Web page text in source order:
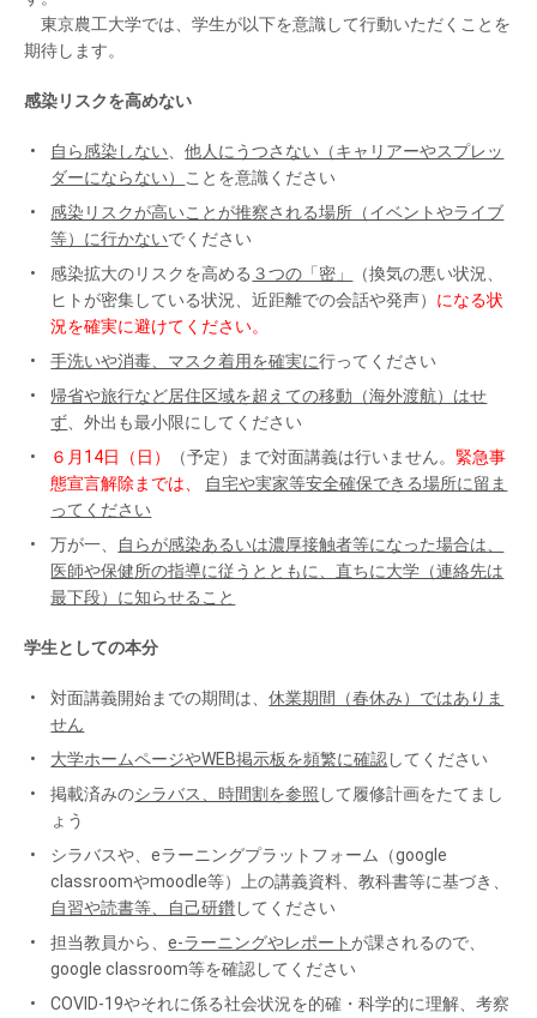
東京農工大学では、学生が以下を意識して行動いただくことを
期待します。
感染リスクを高めない
自ら感染しない 、他人にうつさない（キャリアーやスプレッ
ダーにならない）
ことを意識ください
感染リスクが高いことが推察される場所（イベントやライブ
等）に行かないでください
感染拡大のリスクを高める ３つの「密」
（換気の悪い状況、
ヒトが密集している状況、近距離での会話や発声） になる状
況を確実に避けてください。
手洗いや消毒、マスク着用を確実に行ってください
帰省や旅行など居住区域を超えての移動（海外渡航）はせ
ず 、外出も最小限にしてください
６月14日（日）
（予定）まで対面講義は行いません。緊急事
態宣言解除までは、
自宅や実家等安全確保できる場所に留ま
ってください
万が一、
自らが感染あるいは濃厚接触者等になった場合は、
医師や保健所の指導に従うとともに、直ちに大学（連絡先は
最下段）に知らせること
学生としての本分
対面講義開始までの期間は、休業期間（春休み）ではありま
せん
大学ホームページやWEB掲示板を頻繁に確認してください
掲載済みのシラバス、時間割を参照 して履修計画をたてまし
ょう
シラバスや、eラーニングプラットフォーム（google
classroomやmoodle等）上の講義資料、教科書等に基づき、
自習や読書等、自己研鑽してください
担当教員から、e-ラーニングやレポート が課されるので、
google classroom等を確認してください
COVID-19やそれに係る社会状況を的確・科学的に理解、考察